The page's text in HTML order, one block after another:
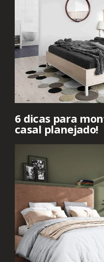
6 dicas para
casal planejado!